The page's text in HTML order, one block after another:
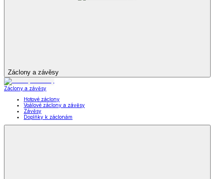
Záclony a závěsy
Záclony a závěsy
Hotové záclony
Voálové záclony a závěsy
Závěsy
Doplňky k záclonám